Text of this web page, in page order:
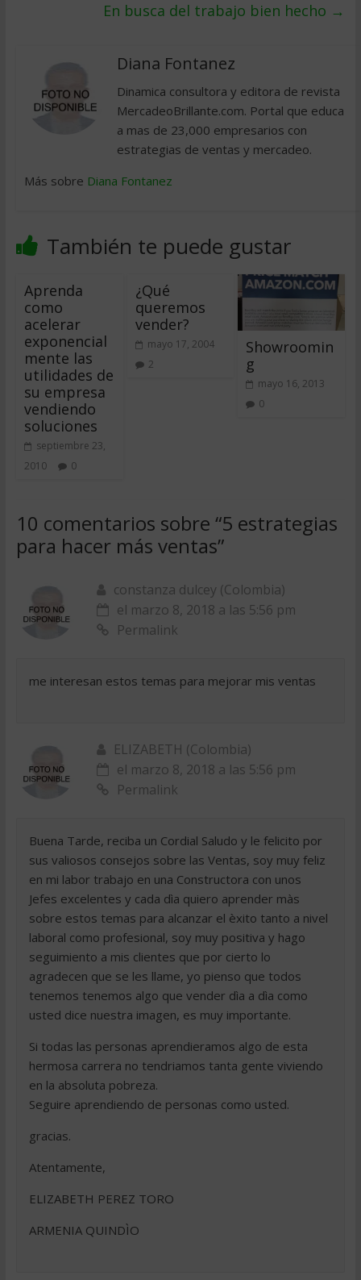
En busca del trabajo bien hecho →
Diana Fontanez
Dinamica consultora y editora de revista
MercadeoBrillante.com. Portal que educa
a mas de 23,000 empresarios con
estrategias de ventas y mercadeo.
Más sobre Diana Fontanez
También te puede gustar
Aprenda
como
acelerar
exponencial
mente las
utilidades de
su empresa
vendiendo
soluciones
septiembre 23,
2010
0
¿Qué
queremos
vender?
mayo 17, 2004
2
Showroomin
g
mayo 16, 2013
0
10 comentarios sobre “5 estrategias
para hacer más ventas”
constanza dulcey (Colombia)
el marzo 8, 2018 a las 5:56 pm
Permalink
me interesan estos temas para mejorar mis ventas
ELIZABETH (Colombia)
el marzo 8, 2018 a las 5:56 pm
Permalink
Buena Tarde, reciba un Cordial Saludo y le felicito por
sus valiosos consejos sobre las Ventas, soy muy feliz
en mi labor trabajo en una Constructora con unos
Jefes excelentes y cada dìa quiero aprender màs
sobre estos temas para alcanzar el èxito tanto a nivel
laboral como profesional, soy muy positiva y hago
seguimiento a mis clientes que por cierto lo
agradecen que se les llame, yo pienso que todos
tenemos tenemos algo que vender dìa a dìa como
usted dice nuestra imagen, es muy importante.
Si todas las personas aprendieramos algo de esta
hermosa carrera no tendriamos tanta gente viviendo
en la absoluta pobreza.
Seguire aprendiendo de personas como usted.
gracias.
Atentamente,
ELIZABETH PEREZ TORO
ARMENIA QUINDÌO